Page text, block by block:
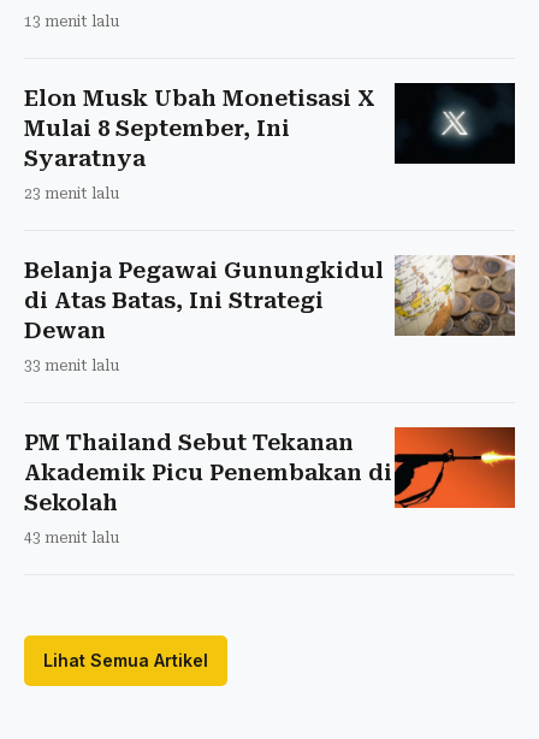
13 menit lalu
Elon Musk Ubah Monetisasi X
Mulai 8 September, Ini
Syaratnya
23 menit lalu
Belanja Pegawai Gunungkidul
di Atas Batas, Ini Strategi
Dewan
33 menit lalu
PM Thailand Sebut Tekanan
Akademik Picu Penembakan di
Sekolah
43 menit lalu
Lihat Semua Artikel